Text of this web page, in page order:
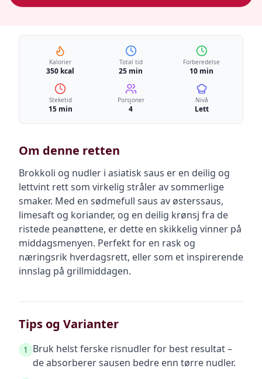
Kalorier
350 kcal
Total tid
25 min
Forberedelse
10 min
Steketid
15 min
Porsjoner
4
Nivå
Lett
Om denne retten
Brokkoli og nudler i asiatisk saus er en deilig og
lettvint rett som virkelig stråler av sommerlige
smaker. Med en sødmefull saus av østerssaus,
limesaft og koriander, og en deilig krønsj fra de
ristede peanøttene, er dette en skikkelig vinner på
middagsmenyen. Perfekt for en rask og
næringsrik hverdagsrett, eller som et inspirerende
innslag på grillmiddagen.
Tips og Varianter
1
Bruk helst ferske risnudler for best resultat –
de absorberer sausen bedre enn tørre nudler.